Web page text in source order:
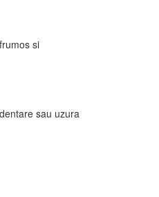
si
sau uzura